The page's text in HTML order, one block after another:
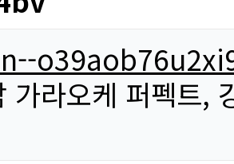
가라오케 퍼펙트,